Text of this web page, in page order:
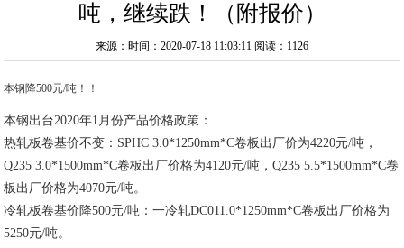
吨，继续跌！（附报价）
来源：时间：2020-07-18 11:03:11 阅读：1126
本钢降500元/吨！！
本钢出台2020年1月份产品价格政策：
热轧板卷基价不变：SPHC 3.0*1250mm*C卷板出厂价为4220元/吨，
Q235 3.0*1500mm*C卷板出厂价格为4120元/吨，Q235 5.5*1500mm*C卷
板出厂价格为4070元/吨。
冷轧板卷基价降500元/吨：一冷轧DC011.0*1250mm*C卷板出厂价格为
5250元/吨。